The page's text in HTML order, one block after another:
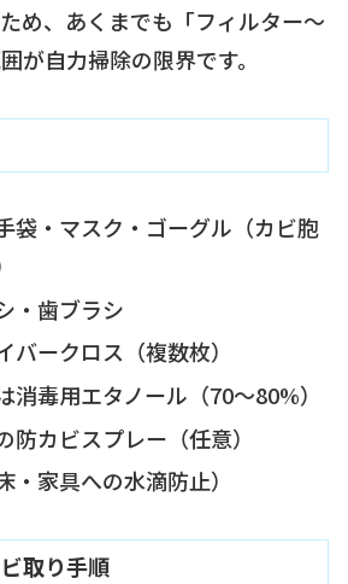
め、あくまでも「フィルター〜
が自力掃除の限界です。
袋・マスク・ゴーグル（カビ胞
・歯ブラシ
バークロス（複数枚）
消毒用エタノール（70〜80%）
防カビスプレー（任意）
・家具への水滴防止）
取り手順